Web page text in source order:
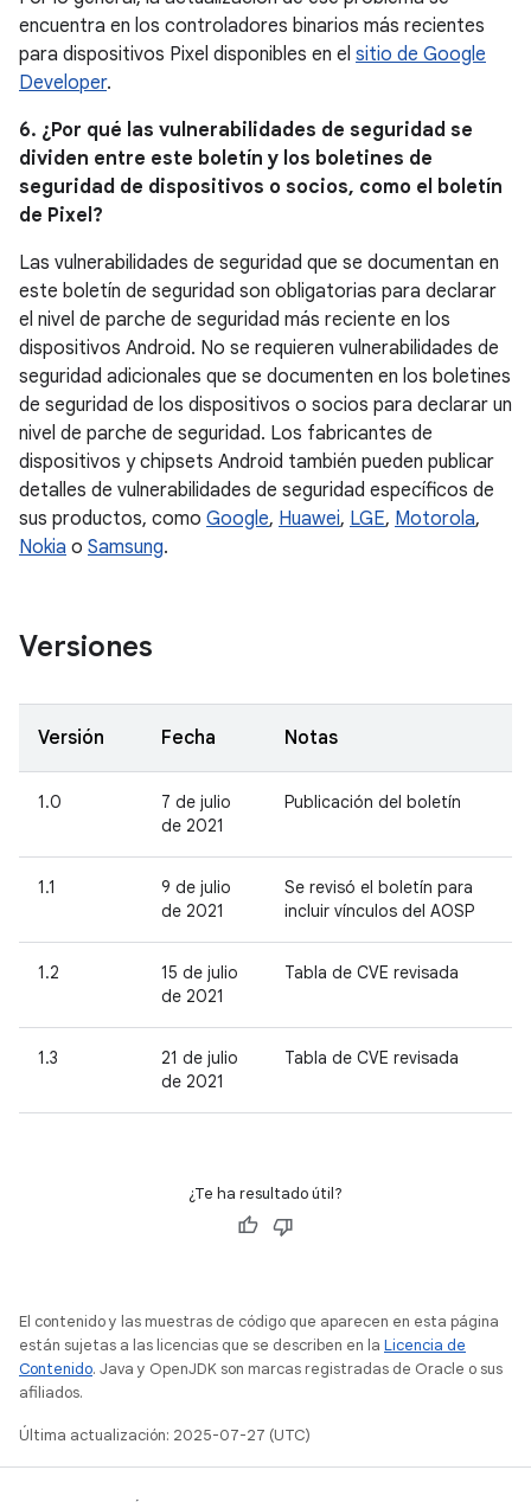
encuentra en los controladores binarios más recientes
para dispositivos Pixel disponibles en el sitio de Google
Developer.
6. ¿Por qué las vulnerabilidades de seguridad se
dividen entre este boletín y los boletines de
seguridad de dispositivos o socios, como el boletín
de Pixel?
Las vulnerabilidades de seguridad que se documentan en
este boletín de seguridad son obligatorias para declarar
el nivel de parche de seguridad más reciente en los
dispositivos Android. No se requieren vulnerabilidades de
seguridad adicionales que se documenten en los boletines
de seguridad de los dispositivos o socios para declarar un
nivel de parche de seguridad. Los fabricantes de
dispositivos y chipsets Android también pueden publicar
detalles de vulnerabilidades de seguridad específicos de
sus productos, como Google, Huawei, LGE, Motorola,
Nokia o Samsung.
Versiones
Versión Fecha Notas
1.0
7 de julio
de 2021
Publicación del boletín
1.1
9 de julio
de 2021
Se revisó el boletín para
incluir vínculos del AOSP
1.2
15 de julio
de 2021
Tabla de CVE revisada
1.3
21 de julio
de 2021
Tabla de CVE revisada
¿Te ha resultado útil?
El contenido y las muestras de código que aparecen en esta página
están sujetas a las licencias que se describen en la Licencia de
Contenido. Java y OpenJDK son marcas registradas de Oracle o sus
afiliados.
Última actualización: 2025-07-27 (UTC)